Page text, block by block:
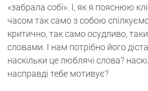
«забрала собі». І, як я пояснюю
часом так само з собою
критично, так само осудливо,
словами. І нам потрібно його
наскільки це люблячі слова?
насправді тебе мотивує?